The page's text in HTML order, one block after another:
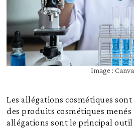
Image : Canva
Les allégations cosmétiques
des produits cosmétiques menés
allégations sont le principal outil